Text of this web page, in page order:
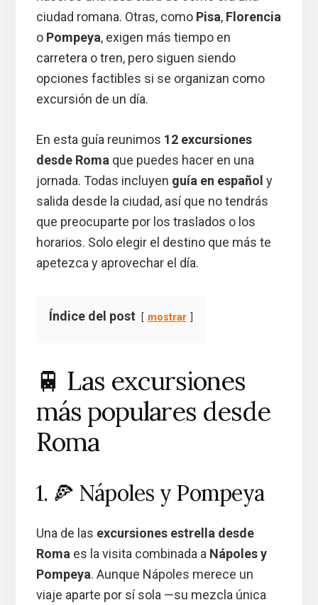
ciudad romana. Otras, como Pisa, Florencia
o Pompeya, exigen más tiempo en
carretera o tren, pero siguen siendo
opciones factibles si se organizan como
excursión de un día.
En esta guía reunimos 12 excursiones
desde Romaque puedes hacer en una
jornada. Todas incluyen guía en español y
salida desde la ciudad, así que no tendrás
que preocuparte por los traslados o los
horarios. Solo elegir el destino que más te
apetezca y aprovechar el día.
Índice del post mostrar
🚆 Las excursiones
más populares desde
Roma
1. 🍕 Nápoles y Pompeya
Una de las excursiones estrella desde
Romaes la visita combinada a Nápoles y
Pompeya. Aunque Nápoles merece un
viaje aparte por sí sola —su mezcla única